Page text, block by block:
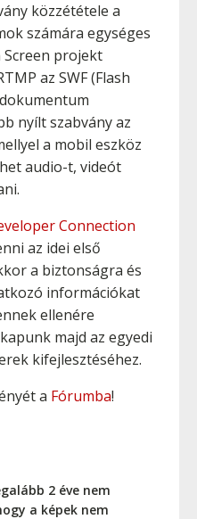
közzététele a
számára egységes
projekt
az SWF (Flash
nyílt szabvány az
a mobil eszköz
audio-t, videót
Connection
az idei első
a biztonságra és
információkat
ellenére
majd az egyedi
kifejlesztéséhez.
a Fórumba!
2 éve nem
a képek nem